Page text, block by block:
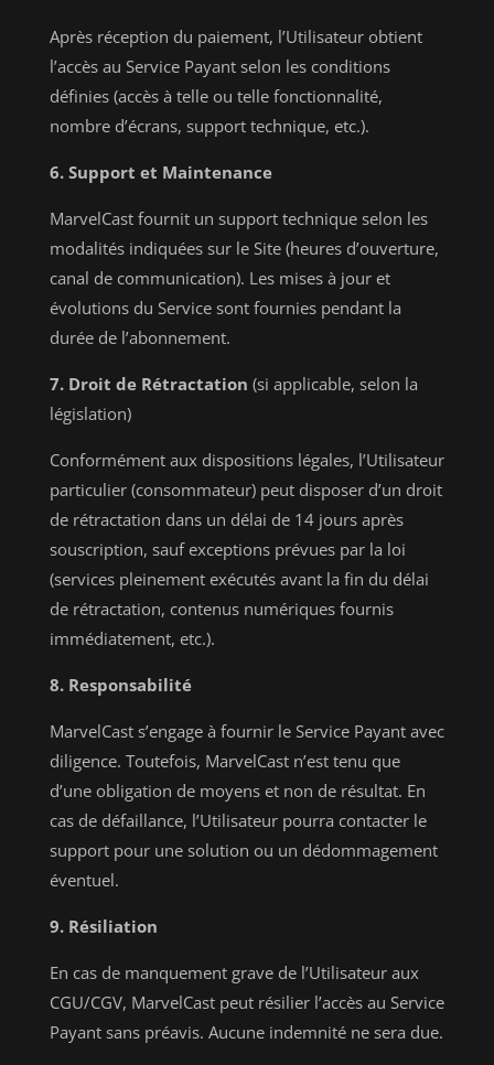
Après réception du paiement, l’Utilisateur obtient
l’accès au Service Payant selon les conditions
définies (accès à telle ou telle fonctionnalité,
nombre d’écrans, support technique, etc.).
6. Support et Maintenance
MarvelCast fournit un support technique selon les
modalités indiquées sur le Site (heures d’ouverture,
canal de communication). Les mises à jour et
évolutions du Service sont fournies pendant la
durée de l’abonnement.
7. Droit de Rétractation (si applicable, selon la
législation)
Conformément aux dispositions légales, l’Utilisateur
particulier (consommateur) peut disposer d’un droit
de rétractation dans un délai de 14 jours après
souscription, sauf exceptions prévues par la loi
(services pleinement exécutés avant la fin du délai
de rétractation, contenus numériques fournis
immédiatement, etc.).
8. Responsabilité
MarvelCast s’engage à fournir le Service Payant avec
diligence. Toutefois, MarvelCast n’est tenu que
d’une obligation de moyens et non de résultat. En
cas de défaillance, l’Utilisateur pourra contacter le
support pour une solution ou un dédommagement
éventuel.
9. Résiliation
En cas de manquement grave de l’Utilisateur aux
CGU/CGV, MarvelCast peut résilier l’accès au Service
Payant sans préavis. Aucune indemnité ne sera due.